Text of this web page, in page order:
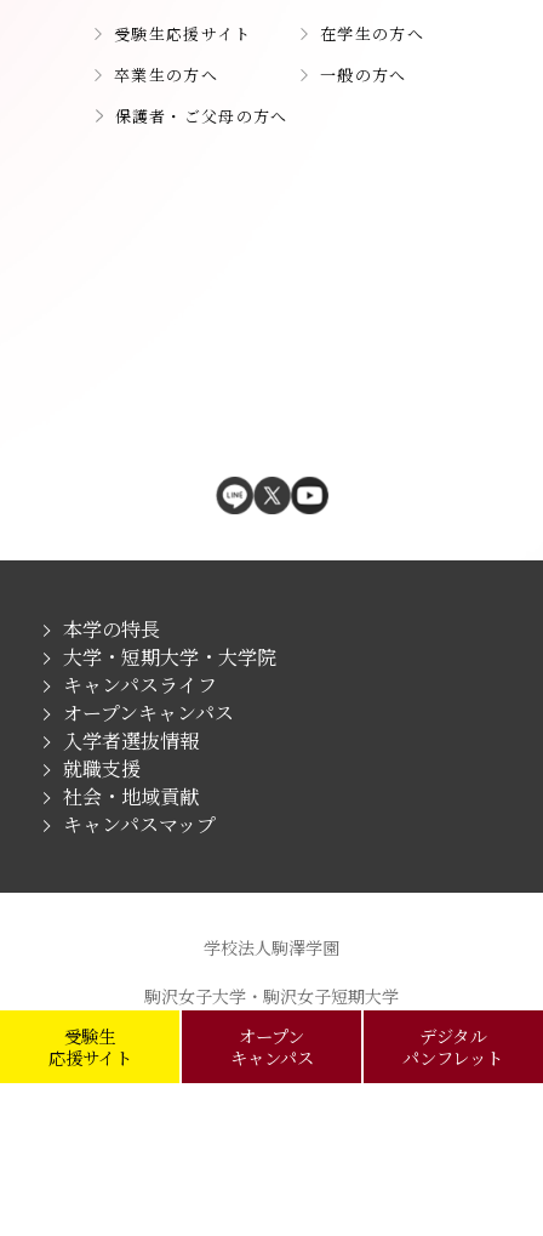
受験生応援サイト
在学生の方へ
卒業生の方へ
一般の方へ
保護者・ご父母の方へ
本学の特長
大学・短期大学・大学院
キャンパスライフ
オープンキャンパス
入学者選抜情報
就職支援
社会・地域貢献
キャンパスマップ
学校法人駒澤学園
駒沢女子大学・駒沢女子短期大学
駒沢学園女子中学校・駒沢学園女子高等学校
受験生
応援サイト
オープン
キャンパス
デジタル
パンフレット